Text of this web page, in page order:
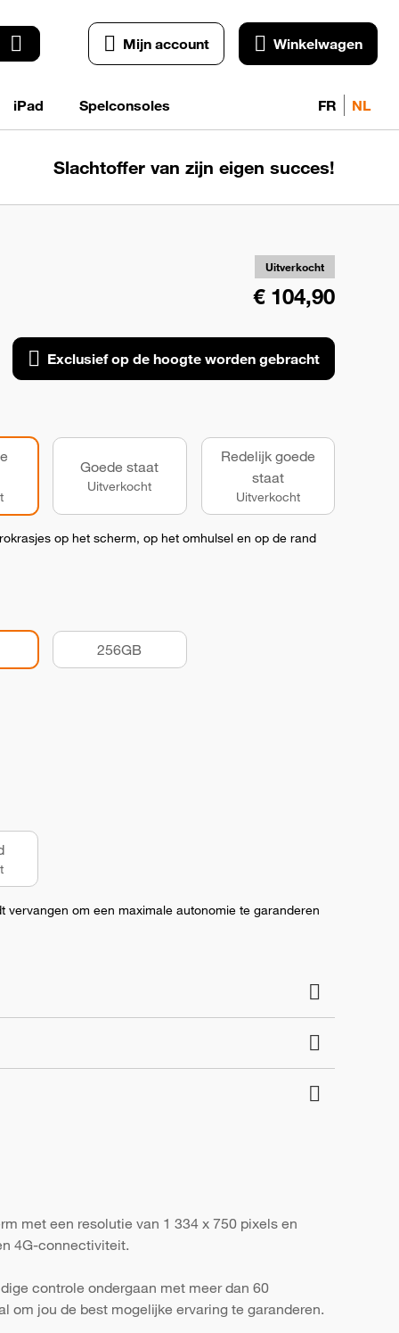
Mijn account Winkelwagen
iPad Spelconsoles FR NL
Slachtoffer van zijn eigen succes!
Uitverkocht
€ 104,90
Exclusief op de hoogte worden gebracht
Goede staat
Uitverkocht
Redelijk goede
staat
Uitverkocht
op het scherm, op het omhulsel en op de rand
256GB
vervangen om een maximale autonomie te garanderen
met een resolutie van 1 334 x 750 pixels en
4G-connectiviteit.
controle ondergaan met meer dan 60
om jou de best mogelijke ervaring te garanderen.